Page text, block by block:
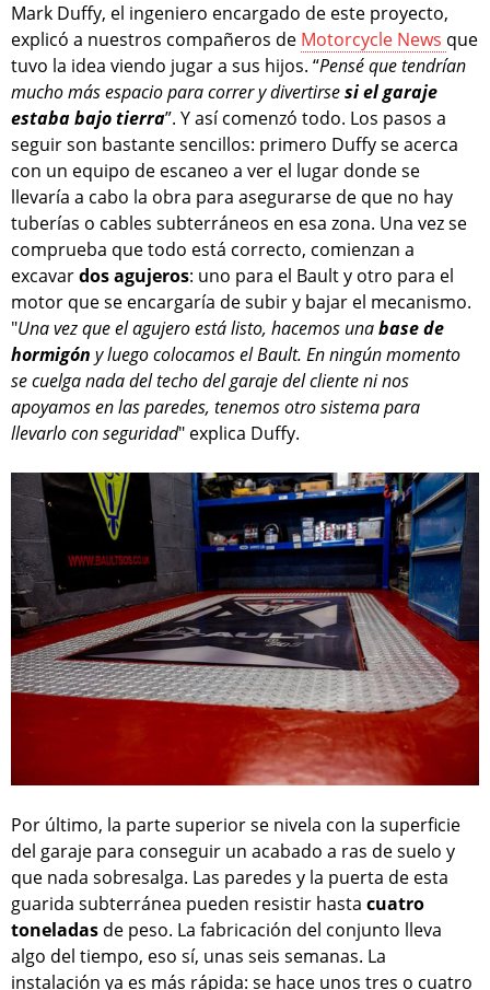
Mark Duffy, el ingeniero encargado de este proyecto,
explicó a nuestros compañeros de Motorcycle News que
tuvo la idea viendo jugar a sus hijos. “Pensé que tendrían
mucho más espacio para correr y divertirsesi el garaje
estaba bajo tierra”. Y así comenzó todo. Los pasos a
seguir son bastante sencillos: primero Duffy se acerca
con un equipo de escaneo a ver el lugar donde se
llevaría a cabo la obra para asegurarse de que no hay
tuberías o cables subterráneos en esa zona. Una vez se
comprueba que todo está correcto, comienzan a
excavardos agujeros: uno para el Bault y otro para el
motor que se encargaría de subir y bajar el mecanismo.
"Una vez que el agujero está listo, hacemos unabase de
hormigón y luego colocamos el Bault. En ningún momento
se cuelga nada del techo del garaje del cliente ni nos
apoyamos en las paredes, tenemos otro sistema para
llevarlo con seguridad" explica Duffy.
Por último, la parte superior se nivela con la superficie
del garaje para conseguir un acabado a ras de suelo y
que nada sobresalga. Las paredes y la puerta de esta
guarida subterránea pueden resistir hasta cuatro
toneladas de peso. La fabricación del conjunto lleva
algo del tiempo, eso sí, unas seis semanas. La
instalación ya es más rápida: se hace unos tres o cuatro